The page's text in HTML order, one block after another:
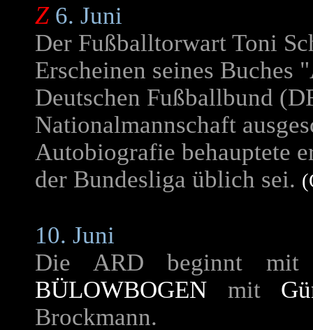
Z 6. Juni
Der Fußballtorwart Toni
Erscheinen seines
Deutschen Fußballbund
Nationalmannschaft
Autobiografie behauptete
der Bundesliga üblich sei.
10. Juni
Die ARD beginnt mit
BÜLOWBOGEN mit
Brockmann.